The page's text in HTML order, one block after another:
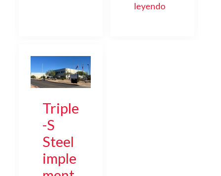
leyendo
Triple
-S
Steel
imple